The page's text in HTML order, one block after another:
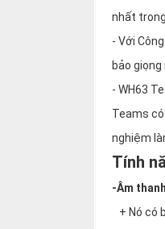
nhất
- Với
bảo
- WH63
Teams
nghiệm
Tính
-Âm
+ Nó có